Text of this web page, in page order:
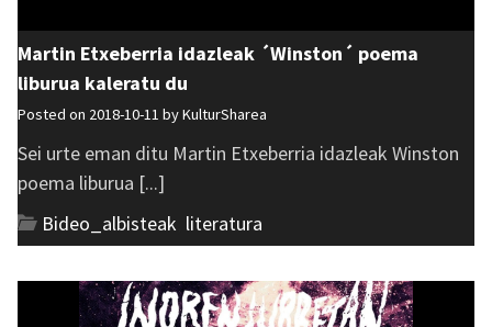
Martin Etxeberria idazleak ´Winston´ poema
liburua kaleratu du
Posted on 2018-10-11 byKulturSharea
Sei urte eman ditu Martin Etxeberria idazleak Winston
poema liburua [...]
Bideo_albisteak literatura